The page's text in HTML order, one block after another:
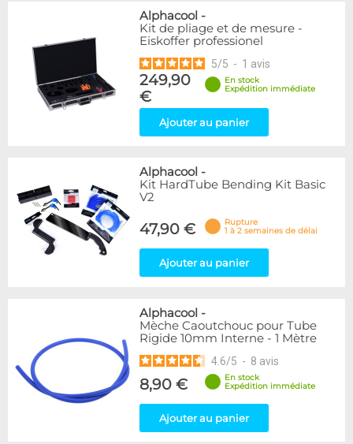
Alphacool -
Kit de pliage et de mesure -
Eiskoffer professionel
5/5 - 1 avis
249,90
€
En stock
Expédition immédiate
Ajouter au panier
Alphacool -
Kit HardTube Bending Kit Basic
V2
47,90 €
Rupture
1 à 2 semaines de délai
Ajouter au panier
Alphacool -
Mèche Caoutchouc pour Tube
Rigide 10mm Interne - 1 Mètre
4.6/5 - 8 avis
8,90 €
En stock
Expédition immédiate
Ajouter au panier